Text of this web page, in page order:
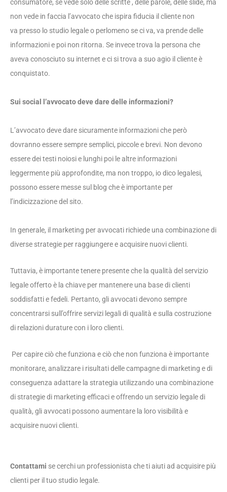
consumatore, se vede solodelle scritte , delle parole, delle slide, ma
non vede in faccia l’avvocato che ispira fiducia il cliente non
va presso l o studio legale o perlomeno se ci va, va prende delle
informazioni e poi non ritorna. Se invece trova la persona che
aveva conosciuto su internet e ci si trova a suo agio il cliente è
conquistato.
Sui social l’avvocato deve dare delle informazioni?
L’avvocato deve dare sicuramente informazioniche però
dovranno essere sempre semplici, piccole e brevi. Non devono
essere dei testi noiosi e lunghi poi le altre informazioni
leggermente più approfondite, ma non troppo, io dico legalesi,
possono essere messe sul blog che è importante per
l’indicizzazione del sito.
In generale, il marketing per avvocati richiede una combinazione di
diverse strategie per raggiungere e acquisire nuovi clienti.
Tuttavia, è importante tenere presente che la qualità del servizio
legale offerto è la chiave per mantenere una base di clienti
soddisfatti e fedeli. Pertanto, gli avvocati devono sempre
concentrarsi sull’offrire servizi legali di qualità e sulla costruzione
di relazioni durature con i loro clienti.
Per capire ciò che funziona e ciò che non funziona è importante
monitorare, analizzare i risultati delle campagne di marketing e di
conseguenza adattare la strategia utilizzando una combinazione
di strategie di marketing efficaci e offrendo un servizio legale di
qualità, gli avvocati possono aumentare la loro visibilità e
acquisire nuovi clienti.
Contattami se cerchi un professionista che ti aiuti ad acquisire più
clienti per il tuo studio legale.